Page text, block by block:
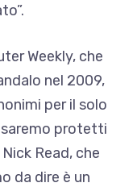
Weekly, che
nel 2009,
per il solo
protetti
Read, che
da dire è un